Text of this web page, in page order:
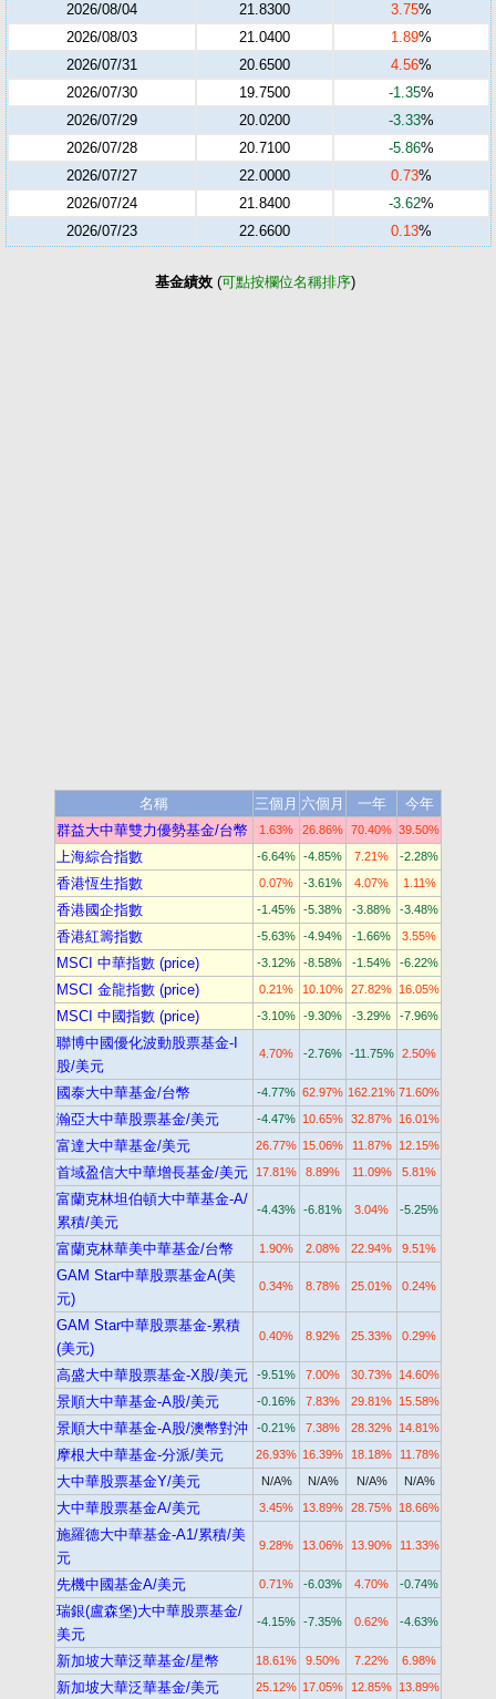
2026/08/04
21.8300 3.75%
2026/08/03
21.0400 1.89%
2026/07/31
20.6500 4.56%
2026/07/30
19.7500 -1.35%
2026/07/29
20.0200 -3.33%
2026/07/28
20.7100 -5.86%
2026/07/27
22.0000 0.73%
2026/07/24
21.8400 -3.62%
2026/07/23
22.6600 0.13%
基金績效(可點按欄位名稱排序)
名稱 三個月 六個月 一年
今年
群益大中華雙力優勢基金/台幣
1.63% 26.86% 70.40% 39.50%
上海綜合指數 -6.64% -4.85% 7.21% -2.28%
香港恆生指數 0.07% -3.61% 4.07% 1.11%
香港國企指數 -1.45% -5.38% -3.88% -3.48%
香港紅籌指數 -5.63% -4.94% -1.66% 3.55%
MSCI 中華指數 (price) -3.12% -8.58% -1.54% -6.22%
MSCI 金龍指數 (price) 0.21% 10.10% 27.82% 16.05%
MSCI 中國指數 (price) -3.10% -9.30% -3.29% -7.96%
聯博中國優化波動股票基金-I
股/美元
4.70% -2.76% -11.75% 2.50%
國泰大中華基金/台幣 -4.77% 62.97% 162.21% 71.60%
瀚亞大中華股票基金/美元 -4.47% 10.65% 32.87% 16.01%
富達大中華基金/美元 26.77% 15.06% 11.87% 12.15%
首域盈信大中華增長基金/美元 17.81% 8.89% 11.09% 5.81%
富蘭克林坦伯頓大中華基金-A/
累積/美元
-4.43% -6.81% 3.04% -5.25%
富蘭克林華美中華基金/台幣 1.90% 2.08% 22.94% 9.51%
GAM Star中華股票基金A(美
元)
0.34% 8.78% 25.01% 0.24%
GAM Star中華股票基金-累積
(美元)
0.40% 8.92% 25.33% 0.29%
高盛大中華股票基金-X股/美元 -9.51% 7.00% 30.73% 14.60%
景順大中華基金-A股/美元 -0.16% 7.83% 29.81% 15.58%
景順大中華基金-A股/澳幣對沖 -0.21% 7.38% 28.32% 14.81%
摩根大中華基金-分派/美元 26.93% 16.39% 18.18% 11.78%
大中華股票基金Y/美元 N/A% N/A% N/A% N/A%
大中華股票基金A/美元 3.45% 13.89% 28.75% 18.66%
施羅德大中華基金-A1/累積/美
元
9.28% 13.06% 13.90% 11.33%
先機中國基金A/美元 0.71% -6.03% 4.70% -0.74%
瑞銀(盧森堡)大中華股票基金/
美元
-4.15% -7.35% 0.62% -4.63%
新加坡大華泛華基金/星幣 18.61% 9.50% 7.22% 6.98%
新加坡大華泛華基金/美元 25.12% 17.05% 12.85% 13.89%